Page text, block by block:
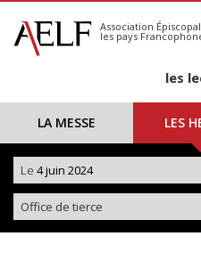
S'abonner
Calendrier
Association
les pays
les
LA MESSE LES
Le 4 juin 2024
Office de tierce